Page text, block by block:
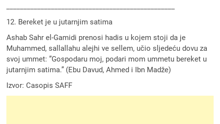
12. Bereket je u jutarnjim satima
Ashab Sahr el-Gamidi prenosi hadis u kojem stoji da je
Muhammed, sallallahu alejhi ve sellem, učio sljedeću dovu za
svoj ummet: ”Gospodaru moj, podari mom ummetu bereket u
jutarnjim satima.” (Ebu Davud, Ahmed i Ibn Madže)
Izvor: Casopis SAFF